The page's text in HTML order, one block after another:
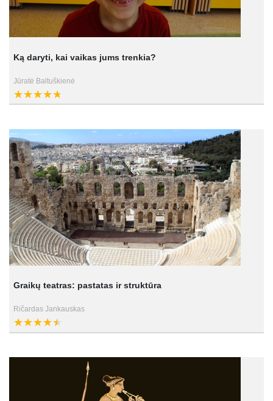
Ką daryti, kai vaikas jums trenkia?
Jūratė Baltuškienė
Graikų teatras: pastatas ir struktūra
Ričardas Jankauskas